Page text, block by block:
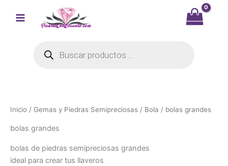
Inicio / Gemas y Piedras Semipreciosas / Bola / bolas grandes
bolas grandes
bolas de piedras semipreciosas grandes
ideal para crear tus llaveros